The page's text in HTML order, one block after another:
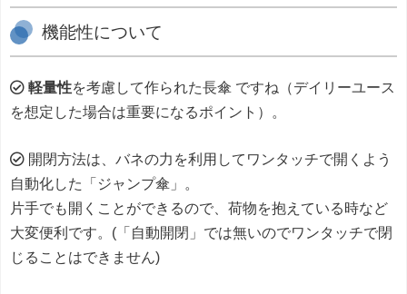
機能性について
軽量性を考慮して作られた長傘 ですね（デイリーユース
を想定した場合は重要になるポイント）。
開閉方法は、バネの力を利用してワンタッチで開くよう
自動化した「ジャンプ傘」。
片手でも開くことができるので、荷物を抱えている時など
大変便利です。(「自動開閉」では無いのでワンタッチで閉
じることはできません)